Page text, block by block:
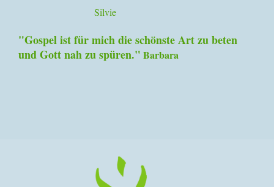
Silvie
"Gospel ist für mich die schönste Art zu beten
und Gott nah zu spüren." Barbara